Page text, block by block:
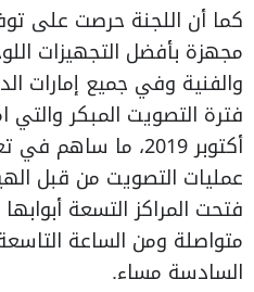
مجهزة بأفضل التجهيزات
والفنية وفي جميع إمارات
أكتوبر 2019، ما
عمليات التصويت من قبل
متواصلة ومن الساعة
السادسة مساء.